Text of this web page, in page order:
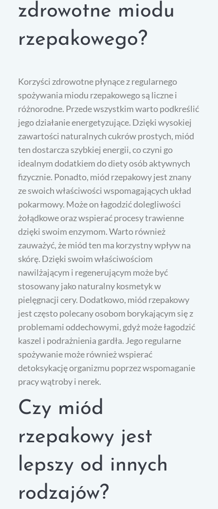
zdrowotne miodu
rzepakowego?
Korzyści zdrowotne płynące z regularnego
spożywania miodu rzepakowego są liczne i
różnorodne. Przede wszystkim warto podkreślić
jego działanie energetyzujące. Dzięki wysokiej
zawartości naturalnych cukrów prostych, miód
ten dostarcza szybkiej energii, co czyni go
idealnym dodatkiem do diety osób aktywnych
fizycznie. Ponadto, miód rzepakowy jest znany
ze swoich właściwości wspomagających układ
pokarmowy. Może on łagodzić dolegliwości
żołądkowe oraz wspierać procesy trawienne
dzięki swoim enzymom. Warto również
zauważyć, że miód ten ma korzystny wpływ na
skórę. Dzięki swoim właściwościom
nawilżającym i regenerującym może być
stosowany jako naturalny kosmetyk w
pielęgnacji cery. Dodatkowo, miód rzepakowy
jest często polecany osobom borykającym się z
problemami oddechowymi, gdyż może łagodzić
kaszel i podrażnienia gardła. Jego regularne
spożywanie może również wspierać
detoksykację organizmu poprzez wspomaganie
pracy wątroby i nerek.
Czy miód
rzepakowy jest
lepszy od innych
rodzajów?